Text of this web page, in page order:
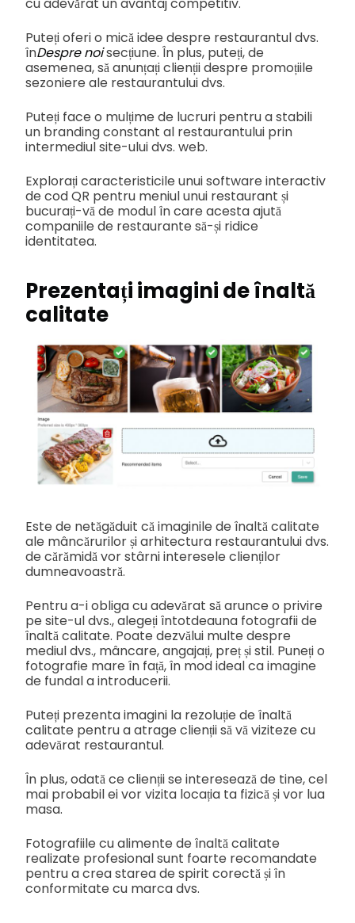
Puteți oferi o mică idee despre restaurantul dvs.
înDespre noisecțiune. În plus, puteți, de
asemenea, să anunțați clienții despre promoțiile
sezoniere ale restaurantului dvs.
Puteți face o mulțime de lucruri pentru a stabili
un branding constant al restaurantului prin
intermediul site-ului dvs. web.
Explorați caracteristicile unui software interactiv
de cod QR pentru meniul unui restaurant și
bucurați-vă de modul în care acesta ajută
companiile de restaurante să-și ridice
identitatea.
Prezentați imagini de înaltă
calitate
Este de netăgăduit că imaginile de înaltă calitate
ale mâncărurilor și arhitectura restaurantului dvs.
de cărămidă vor stârni interesele clienților
dumneavoastră.
Pentru a-i obliga cu adevărat să arunce o privire
pe site-ul dvs., alegeți întotdeauna fotografii de
înaltă calitate. Poate dezvălui multe despre
mediul dvs., mâncare, angajați, preț și stil. Puneți o
fotografie mare în față, în mod ideal ca imagine
de fundal a introducerii.
Puteți prezenta imagini la rezoluție de înaltă
calitate pentru a atrage clienții să vă viziteze cu
adevărat restaurantul.
În plus, odată ce clienții se interesează de tine, cel
mai probabil ei vor vizita locația ta fizică și vor lua
masa.
Fotografiile cu alimente de înaltă calitate
realizate profesional sunt foarte recomandate
pentru a crea starea de spirit corectă și în
conformitate cu marca dvs.